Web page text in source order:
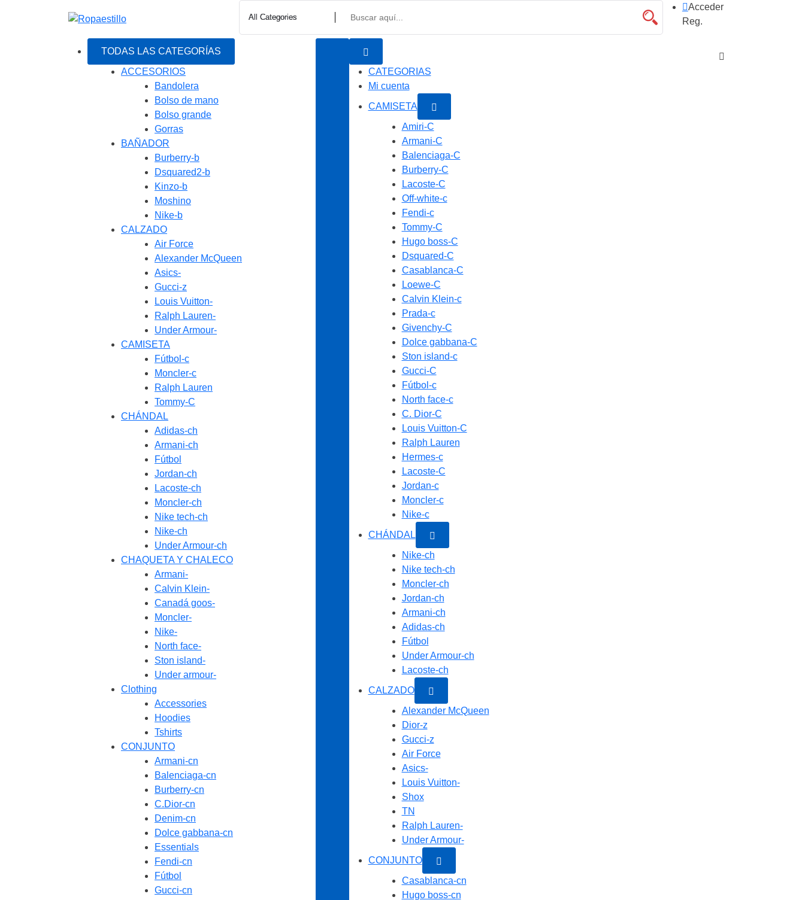
Acceder
Reg.
TODAS LAS CATEGORÍAS
ACCESORIOS
Bandolera
Bolso de mano
Bolso grande
Gorras
BAÑADOR
Burberry-b
Dsquared2-b
Kinzo-b
Moshino
Nike-b
CALZADO
Air Force
Alexander McQueen
Asics-
Gucci-z
Louis Vuitton-
Ralph Lauren-
Under Armour-
CAMISETA
Fútbol-c
Moncler-c
Ralph Lauren
Tommy-C
CHÁNDAL
Adidas-ch
Armani-ch
Fútbol
Jordan-ch
Lacoste-ch
Moncler-ch
Nike tech-ch
Nike-ch
Under Armour-ch
CHAQUETA Y CHALECO
Armani-
Calvin Klein-
Canadá goos-
Moncler-
Nike-
North face-
Ston island-
Under armour-
Clothing
Accessories
Hoodies
Tshirts
CONJUNTO
Armani-cn
Balenciaga-cn
Burberry-cn
C.Dior-cn
Denim-cn
Dolce gabbana-cn
Essentials
Fendi-cn
Fútbol
Gucci-cn
CATEGORIAS
Mi cuenta
CAMISETA
Amiri-C
Armani-C
Balenciaga-C
Burberry-C
Lacoste-C
Off-white-c
Fendi-c
Tommy-C
Hugo boss-C
Dsquared-C
Casablanca-C
Loewe-C
Calvin Klein-c
Prada-c
Givenchy-C
Dolce gabbana-C
Ston island-c
Gucci-C
Fútbol-c
North face-c
C. Dior-C
Louis Vuitton-C
Ralph Lauren
Hermes-c
Lacoste-C
Jordan-c
Moncler-c
Nike-c
CHÁNDAL
Nike-ch
Nike tech-ch
Moncler-ch
Jordan-ch
Armani-ch
Adidas-ch
Fútbol
Under Armour-ch
Lacoste-ch
CALZADO
Alexander McQueen
Dior-z
Gucci-z
Air Force
Asics-
Louis Vuitton-
Shox
TN
Ralph Lauren-
Under Armour-
CONJUNTO
Casablanca-cn
Hugo boss-cn